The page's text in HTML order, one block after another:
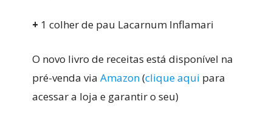
+ 1 colher de pau Lacarnum Inflamari
O novo livro de receitas está disponível na
pré-venda via Amazon(clique aqui para
acessar a loja e garantir o seu)